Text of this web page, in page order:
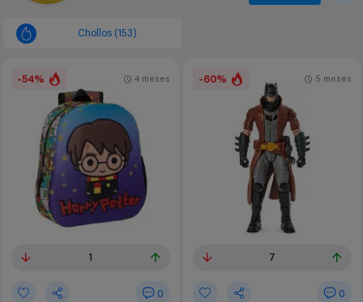
Chollos (153)
-54%
1
0
4 meses -60%
7
0
5 meses